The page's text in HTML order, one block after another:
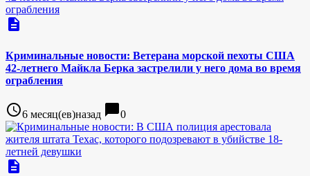
description
Криминальные новости: Ветерана морской пехоты США
42-летнего Майкла Берка застрелили у него дома во время
ограбления
access_time6 месяц(ев)назад chat_bubble0
description